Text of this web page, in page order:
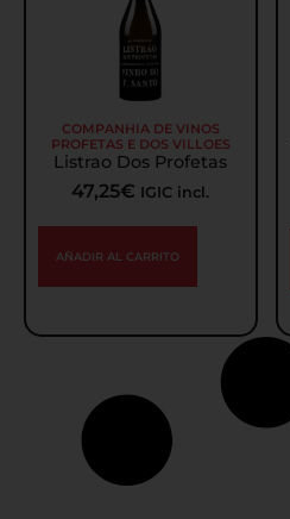
COMPANHIA DE VINOS
PROFETAS E DOS VILLOES
Listrao Dos Profetas
47,25€ IGIC incl.
AÑADIR AL CARRITO